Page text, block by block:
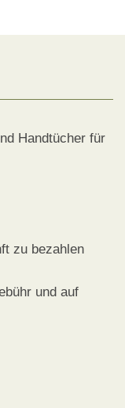
Handtücher für
zu bezahlen
und auf